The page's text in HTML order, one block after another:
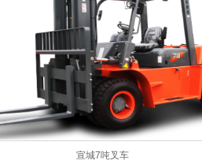
宣城7吨叉车